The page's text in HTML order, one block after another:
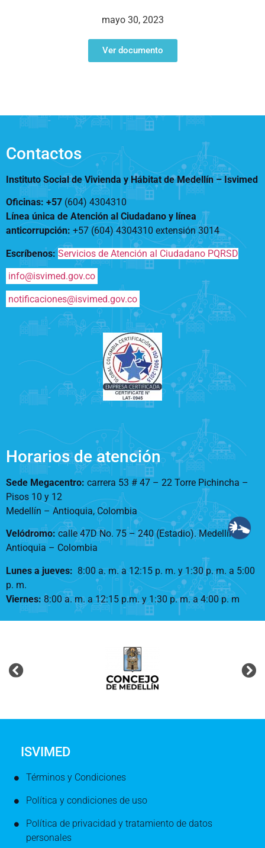
Vivienda Nueva
Acompañamiento Social
Directorio de servidores
Encuesta de Percepción
A+ A A-
Tamaño de la
fuente
Contraste
Centro de relevo
Más Información sobre Accesibilidad
mayo 30, 2023
Ver documento
Contactos
Instituto Social de Vivienda y Hábitat de Medellín –Isvimed
Oficinas: +57 (604) 4304310
Línea única de Atención al Ciudadano y línea
anticorrupción: +57 (604) 4304310 extensión3014
Escríbenos: Servicios de Atención al Ciudadano PQRSD
info@isvimed.gov.co
notificaciones@isvimed.gov.co
Horarios de atención
Sede Megacentro: carrera 53 # 47 – 22 Torre Pichincha –
Pisos 10 y 12
Medellín – Antioquia, Colombia
Velódromo: calle 47D No. 75 – 240 (Estadio). Medellín –
Antioquia – Colombia
Lunes a jueves: 8:00 a. m. a 12:15 p. m. y 1:30 p. m. a 5:00
p. m.
Viernes:8:00 a. m. a 12:15 p.m. y 1:30 p. m. a 4:00 p. m
ISVIMED
Términos y Condiciones
Política y condiciones de uso
Política de privacidad y tratamiento de datos
personales